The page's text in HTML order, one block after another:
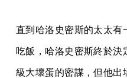
直到哈洛史密斯的太太有
吃飯，哈洛史密斯終於決
級大壞蛋的密謀，但他出